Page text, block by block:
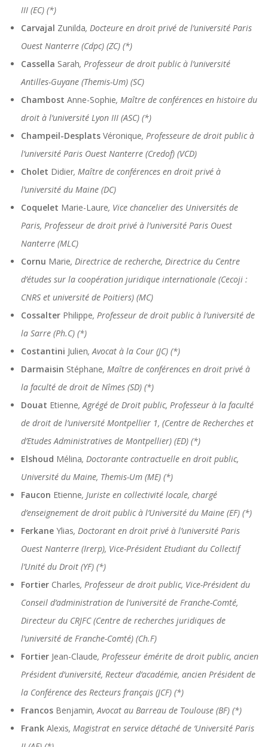
III (EC) (*)
Carvajal Zunilda, Docteure en droit privé de l’université Paris
Ouest Nanterre (Cdpc) (ZC) (*)
Cassella Sarah, Professeur de droit public à l’université
Antilles-Guyane (Themis-Um) (SC)
Chambost Anne-Sophie, Maître de conférences en histoire du
droit à l’université Lyon III (ASC) (*)
Champeil-Desplats Véronique, Professeure de droit public à
l’université Paris Ouest Nanterre (Credof) (VCD)
Cholet Didier, Maître de conférences en droit privé à
l’université du Maine (DC)
Coquelet Marie-Laure, Vice chancelier des Universités de
Paris, Professeur de droit privé à l’université Paris Ouest
Nanterre (MLC)
Cornu Marie, Directrice de recherche, Directrice du Centre
d’études sur la coopération juridique internationale (Cecoji :
CNRS et université de Poitiers) (MC)
Cossalter Philippe, Professeur de droit public à l’université de
la Sarre (Ph.C) (*)
Costantini Julien, Avocat à la Cour (JC) (*)
Darmaisin Stéphane, Maître de conférences en droit privé à
la faculté de droit de Nîmes (SD) (*)
Douat Etienne, Agrégé de Droit public, Professeur à la faculté
de droit de l’université Montpellier 1, (Centre de Recherches et
d’Etudes Administratives de Montpellier) (ED) (*)
Elshoud Mélina, Doctorante contractuelle en droit public,
Université du Maine, Themis-Um (ME) (*)
Faucon Etienne, Juriste en collectivité locale, chargé
d’enseignement de droit public à l’Université du Maine (EF) (*)
Ferkane Ylias, Doctorant en droit privé à l’université Paris
Ouest Nanterre (Irerp), Vice-Président Etudiant du Collectif
l’Unité du Droit (YF) (*)
Fortier Charles, Professeur de droit public, Vice-Président du
Conseil d’administration de l’université de Franche-Comté,
Directeur du CRJFC (Centre de recherches juridiques de
l’université de Franche-Comté) (Ch.F)
Fortier Jean-Claude, Professeur émérite de droit public, ancien
Président d’université, Recteur d’académie, ancien Président de
la Conférence des Recteurs français (JCF) (*)
Francos Benjamin, Avocat au Barreau de Toulouse (BF) (*)
Frank Alexis, Magistrat en service détaché de ‘Université Paris